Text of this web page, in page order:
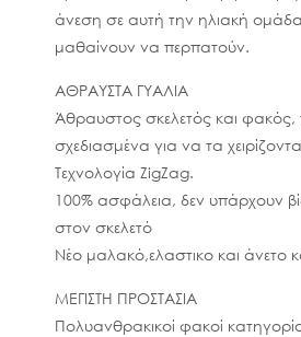
άνεση σε αυτή την ηλιακή
μαθαίνουν να περπατούν.
ΑΘΡΑΥΣΤΑ ΓΥΑΛΙΑ
Άθραυστος σκελετός και φακός,
σχεδιασμένα για να τα
Τεχνολογία ZigZag.
100% ασφάλεια, δεν υπάρχουν
στον σκελετό
Νέο μαλακό,ελαστικο και άνετο
ΜΕΓΙΣΤΗ ΠΡΟΣΤΑΣΙΑ
Πολυανθρακικοί φακοί